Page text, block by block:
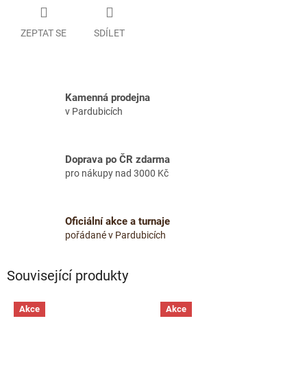
ZEPTAT SE SDÍLET
Kamenná prodejna
v Pardubicích
Doprava po ČR zdarma
pro nákupy nad 3000 Kč
Oficiální akce a turnaje
pořádané v Pardubicích
Související produkty
Akce Akce